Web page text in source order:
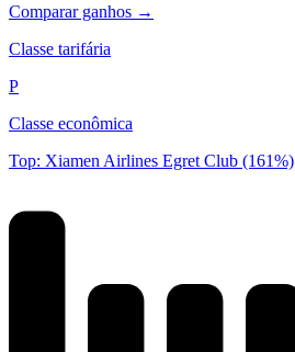
Comparar ganhos →
Classe tarifária
P
Classe econômica
Top: Xiamen Airlines Egret Club (161%)